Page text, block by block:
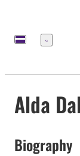
Menu
Alda
Biography